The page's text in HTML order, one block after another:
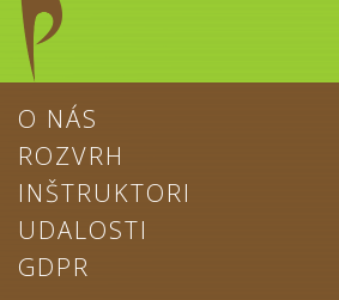
O NÁS
ROZVRH
INŠTRUKTORI
UDALOSTI
GDPR